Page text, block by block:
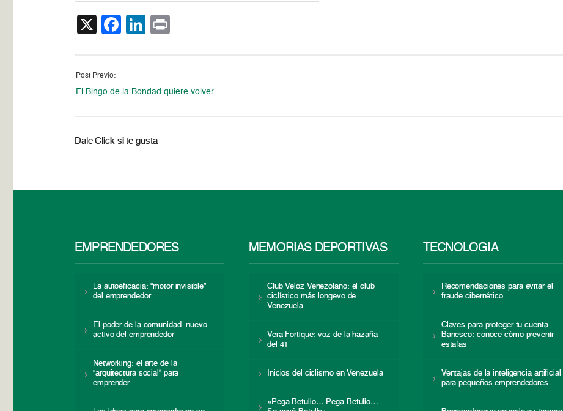
X Facebook
LinkedIn
Post Previo:
El Bingo de la Bondad quiere volver
Dale Click si te gusta
EMPRENDEDORES
La autoeficacia: “motor invisible”
del emprendedor
El poder de la comunidad: nuevo
activo del emprendedor
Networking: el arte de la
“arquitectura social” para
emprender
MEMORIAS DEPORTIVAS
Club Veloz Venezolano: el club
ciclístico más longevo de
Venezuela
Vera Fortique: voz de la hazaña
del 41
Inicios del ciclismo en Venezuela
«Pega Betulio… Pega Betulio…
TECNOLOGÍA
Recomendaciones para evitar el
fraude cibernético
Claves para proteger tu cuenta
Banesco: conoce cómo prevenir
estafas
Ventajas de la inteligencia artificial
para pequeños emprendedores